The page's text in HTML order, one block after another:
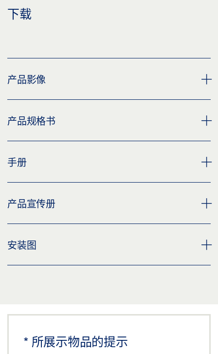
下载
产品影像
GEZE HANDLE LH 312 ROUND
标签义务: © GEZE GmbH
产品规格书
手册
TÜRDRÜCKER LH-SERIE
产品宣传册
DOOR HARDWARE, ID 183797
安装图
下载 (.PDF | 69 KB)
分享
* 所展示物品的提示